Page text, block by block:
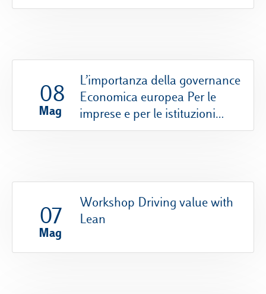
08
Mag
L’importanza della governance
Economica europea Per le
imprese e per le istituzioni
nazionali
07
Mag
Workshop Driving value with
Lean